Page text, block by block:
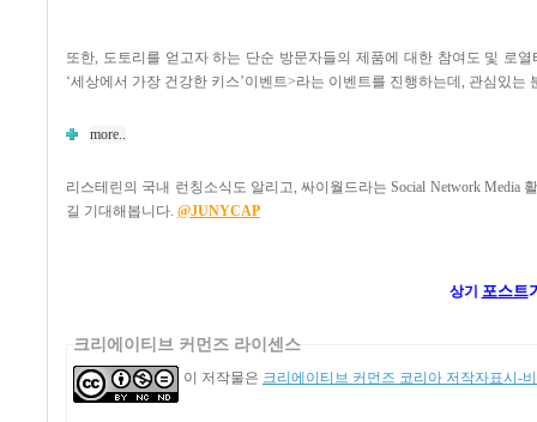
또한, 도토리를 얻고자 하는 단순 방문자들의 제품에 대한 참여도 및 로
‘세상에서 가장 건강한 키스’이벤트>라는 이벤트를 진행하는데, 관심있는
more..
리스테린의 국내 런칭소식도 알리고, 싸이월드라는 Social Network
길 기대해봅니다. @JUNYCAP
상기 포스트
크리에이티브 커먼즈 라이센스
이 저작물은 크리에이티브 커먼즈 코리아 저작자표시-